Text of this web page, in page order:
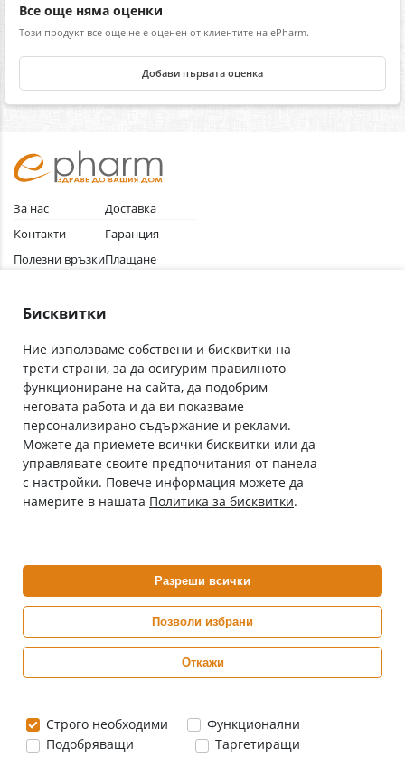
Все още няма оценки
Този продукт все още не е оценен от клиентите на ePharm.
Добави първата оценка
За нас
Контакти
Полезни връзки
Общи условия
Доставка
Гаранция
Плащане
Абонирай се за нашия бюлетин
С абонамента се съгласявам сПолитиката за лични данни.
Онлайн аптека, част от аптеки „Ванчева“
ePharm е лицензирана онлайн аптека от
Изпълнителна Агенция по Лекарствата
0882 444 666
Цените са в евро / лева с включен ДДС
Бисквитки
Ние използваме собствени и бисквитки на
трети страни, за да осигурим правилното
функциониране на сайта, да подобрим
неговата работа и да ви показваме
персонализирано съдържание и реклами.
Можете да приемете всички бисквитки или да
управлявате своите предпочитания от панела
с настройки. Повече информация можете да
намерите в нашата Политика за бисквитки.
Разреши всички
Позволи избрани
Откажи
Строго необходими
Функционални
Подобряващи
Таргетиращи